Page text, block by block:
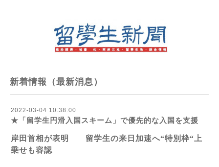
新着情報（最新消息）
2022-03-04 10:38:00
★「留学生円滑入国スキーム」で優先的な入国を支援
岸田首相が表明 留学生の来日加速へ“特別枠“上
乗せも容認